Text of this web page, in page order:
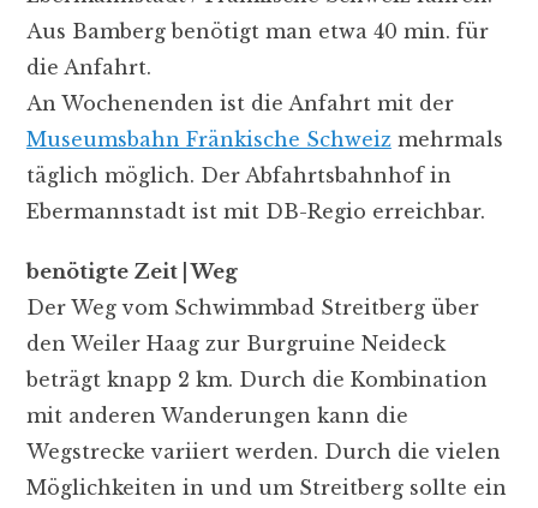
Aus Bamberg benötigt man etwa 40 min. für
die Anfahrt.
An Wochenenden ist die Anfahrt mit der
Museumsbahn Fränkische Schweizmehrmals
täglich möglich. Der Abfahrtsbahnhof in
Ebermannstadt ist mit DB-Regio erreichbar.
benötigte Zeit | Weg
Der Weg vom Schwimmbad Streitberg über
den Weiler Haag zur Burgruine Neideck
beträgt knapp 2 km. Durch die Kombination
mit anderen Wanderungen kann die
Wegstrecke variiert werden. Durch die vielen
Möglichkeiten in und um Streitberg sollte ein